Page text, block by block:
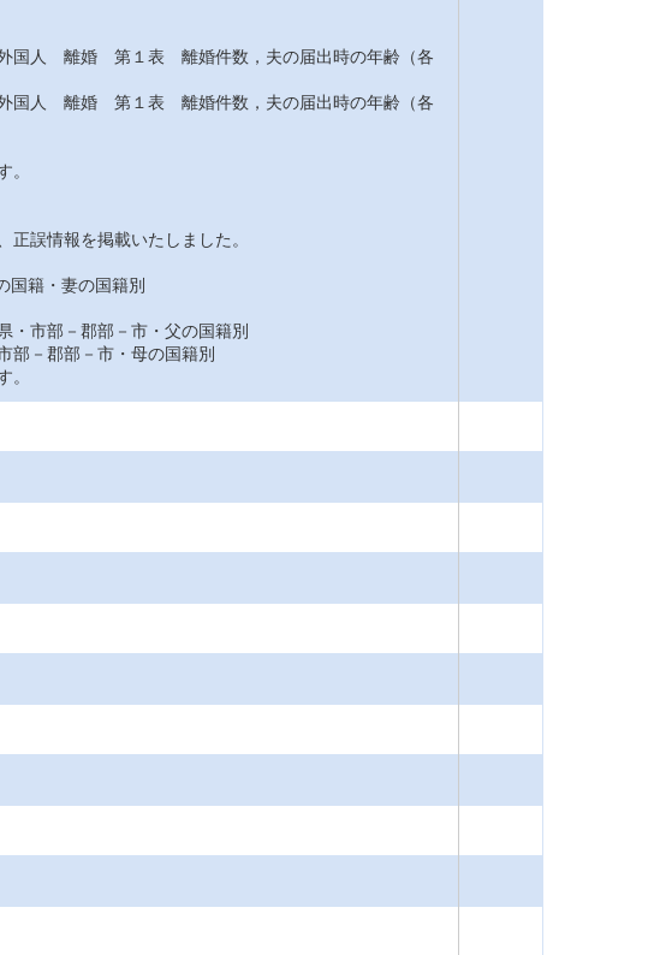
国人 離婚 第１表 離婚件数，夫の届出時の年齢（各
国人 離婚 第１表 離婚件数，夫の届出時の年齢（各
。
誤情報を掲載いたしました。
籍・妻の国籍別
部－郡部－市・父の国籍別
郡部－市・母の国籍別
。